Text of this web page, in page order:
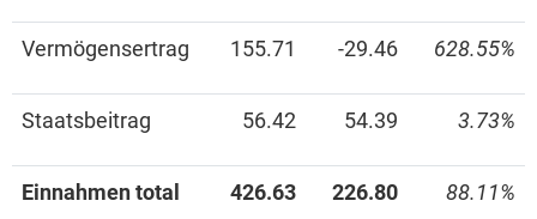
Vermögensertrag 155.71 -29.46 628.55%
Staatsbeitrag 56.42 54.39 3.73%
Einnahmen total 426.63 226.80 88.11%